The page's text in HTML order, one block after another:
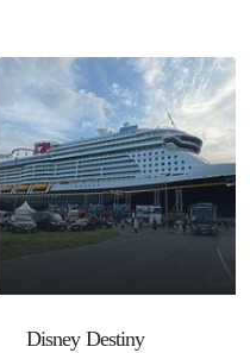
Disney Destiny